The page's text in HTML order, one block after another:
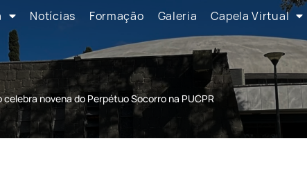
Notícias Formação Galeria Capela Virtual
celebra novena do Perpétuo Socorro na PUCPR